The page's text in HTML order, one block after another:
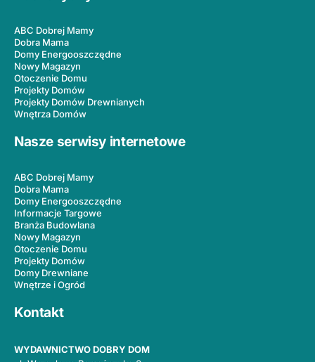
ABC Dobrej Mamy
Dobra Mama
Domy Energooszczędne
Nowy Magazyn
Otoczenie Domu
Projekty Domów
Projekty Domów Drewnianych
Wnętrza Domów
Nasze serwisy internetowe
ABC Dobrej Mamy
Dobra Mama
Domy Energooszczędne
Informacje Targowe
Branża Budowlana
Nowy Magazyn
Otoczenie Domu
Projekty Domów
Domy Drewniane
Wnętrze i Ogród
Kontakt
WYDAWNICTWO DOBRY DOM